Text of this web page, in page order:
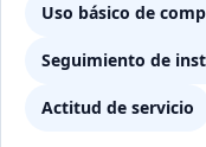
Uso básico de
Seguimiento de
Actitud de servicio